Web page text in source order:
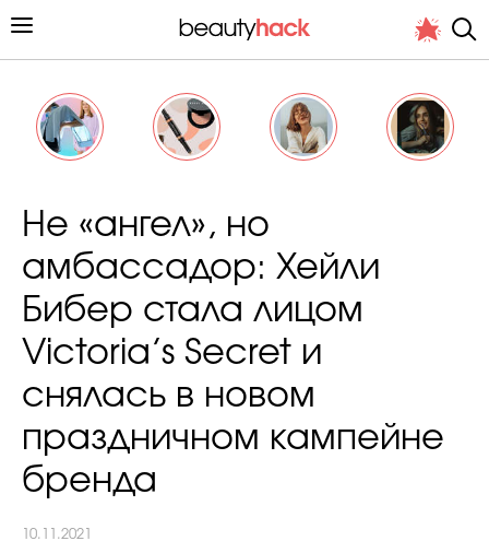
Стиль жизни
Подиум
Хит недели от стилиста
Не «ангел», но
амбассадор: Хейли
Бибер стала лицом
Victoria’s Secret и
снялась в новом
праздничном кампейне
бренда
10.11.2021